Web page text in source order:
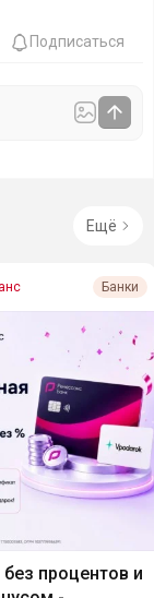
Подписаться
Ещё
Банки
процентов и